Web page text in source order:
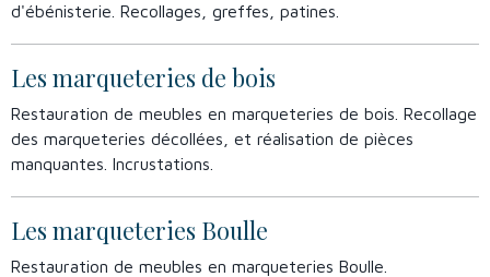
d'ébénisterie. Recollages, greffes, patines.
Les marqueteries de bois
Restauration de meubles en marqueteries de bois. Recollage
des marqueteries décollées, et réalisation de pièces
manquantes. Incrustations.
Les marqueteries Boulle
Restauration de meubles en marqueteries Boulle.